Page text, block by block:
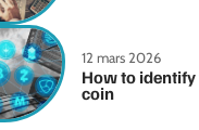
12 mars 2026
How to identify
coin